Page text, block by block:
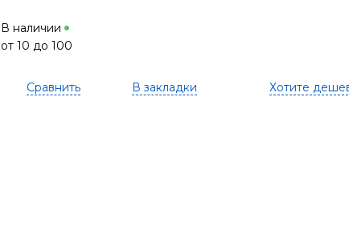
В наличии
от 10 до 100
Сравнить В закладки Хотите